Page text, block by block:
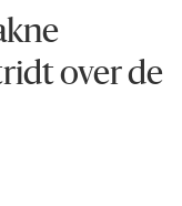
over de